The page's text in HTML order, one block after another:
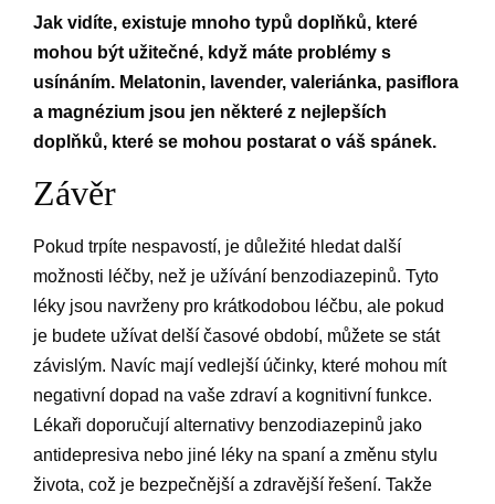
Jak vidíte, existuje mnoho typů doplňků, které
mohou být užitečné, když máte problémy s
usínáním. Melatonin, lavender, valeriánka, pasiflora
a magnézium jsou jen některé z nejlepších
doplňků, které se mohou postarat o váš spánek.
Závěr
Pokud trpíte nespavostí, je důležité hledat další
možnosti léčby, než je užívání benzodiazepinů. Tyto
léky jsou navrženy pro krátkodobou léčbu, ale pokud
je budete užívat delší časové období, můžete se stát
závislým. Navíc mají vedlejší účinky, které mohou mít
negativní dopad na vaše zdraví a kognitivní funkce.
Lékaři doporučují alternativy benzodiazepinů jako
antidepresiva nebo jiné léky na spaní a změnu stylu
života, což je bezpečnější a zdravější řešení. Takže